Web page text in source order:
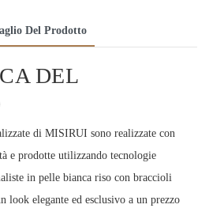
Del Prodotto
DEL
di MISIRUI sono realizzate con
e prodotte utilizzando tecnologie
in pelle bianca riso con braccioli
look elegante ed esclusivo a un prezzo